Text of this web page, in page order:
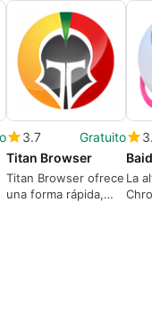
3.7
Gratuito
Titan Browser
Titan Browser ofrece
una forma rápida,
La